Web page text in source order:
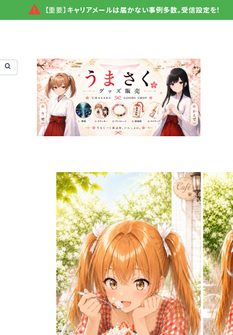
【重要】 キャリアメールは届かない事例多数。受信設定を！